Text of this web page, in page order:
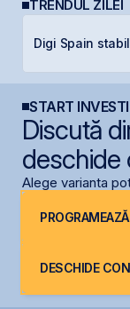
TRENDUL ZILEI
Digi Spain
START
Discută
deschide
Alege varianta
PROGRAMEAZĂ
DESCHIDE